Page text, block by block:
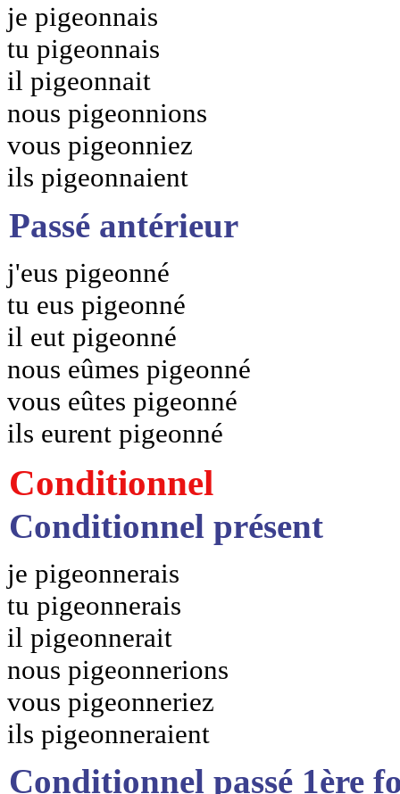
je pigeonnais
tu pigeonnais
il pigeonnait
nous pigeonnions
vous pigeonniez
ils pigeonnaient
Passé antérieur
j'eus pigeonné
tu eus pigeonné
il eut pigeonné
nous eûmes pigeonné
vous eûtes pigeonné
ils eurent pigeonné
Conditionnel
Conditionnel présent
je pigeonnerais
tu pigeonnerais
il pigeonnerait
nous pigeonnerions
vous pigeonneriez
ils pigeonneraient
Conditionnel passé 1ère